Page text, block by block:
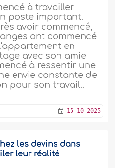
à travailler
poste important.
avoir commencé,
ont commencé
en
avec son amie
à ressentir une
envie constante de
pour son travail..
15-10-2025
les devins dans
leur réalité